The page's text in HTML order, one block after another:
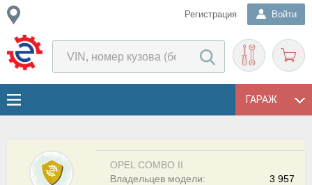
Регистрация Войти
ГАРАЖ
OPEL COMBO II
3 957
Владельцев модели: